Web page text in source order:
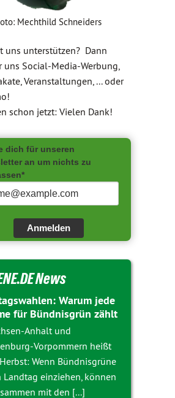
Mechthild Schneiders
uns unterstützen? Dann
uns Social-Media-Werbung,
Veranstaltungen, ... oder
schon jetzt: Vielen Dank!
dich für unseren
an um nichts zu
Anmelden
News
Warum jede
für Bündnisgrün zählt
Anhalt und
Vorpommern heißt
Wenn Bündnisgrüne
Landtag einziehen, können
mit den [...]